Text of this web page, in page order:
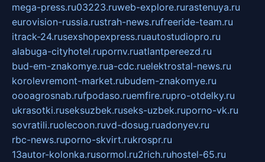
mega-press.ru03223.ruweb-explore.rurastenuya.ru
eurovision-russia.rustrah-news.rufreeride-team.ru
itrack-24.rusexshopexpress.ruautostudiopro.ru
alabuga-cityhotel.rupornv.ruatlantpereezd.ru
bud-em-znakomye.rua-cdc.ruelektrostal-news.ru
korolevremont-market.rubudem-znakomye.ru
oooagrosnab.rufpodaso.ruemfire.rupro-otdelky.ru
ukrasotki.ruseksuzbek.ruseks-uzbek.ruporno-vk.ru
sovratili.ruolecoon.ruvd-dosug.ruadonyev.ru
rbc-news.ruporno-skvirt.rukrospr.ru
13autor-kolonka.rusormol.ru2rich.ruhostel-65.ru